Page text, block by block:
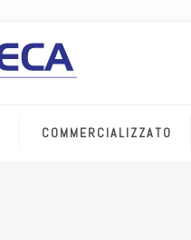
COMMERCIALIZZATO